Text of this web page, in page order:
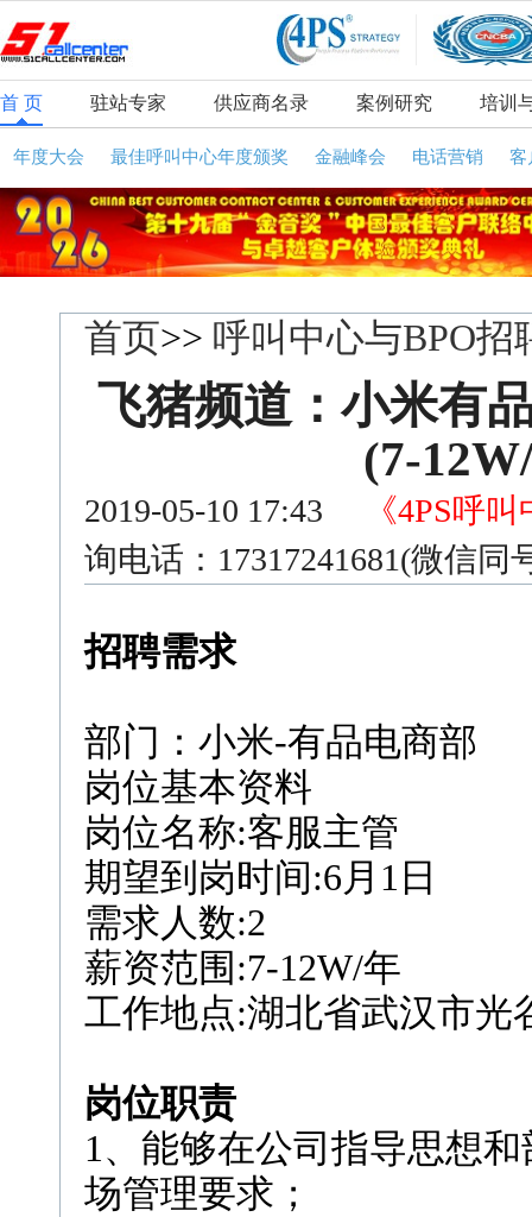
首 页 驻站专家 供应商名录 案例研究 培训
年度大会 最佳呼叫中心年度颁奖 金融峰会 电话营销 客
首页>> 呼叫中心与BPO招
飞猪频道：小米有
(7-
2019-05-10 17:43
《4PS呼
询电话：17317241681(微信
招聘需求
部门：小米-有品电商部
岗位基本资料
岗位名称:客服主管
期望到岗时间:6月1日
需求人数:2
薪资范围:7-12W/年
工作地点:湖北省武汉市光
岗位职责
1、能够在公司指导思想
场管理要求；